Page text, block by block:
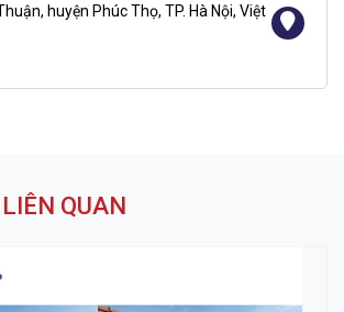
huyện Phúc Thọ, TP. Hà Nội, Việt
LIÊN QUAN